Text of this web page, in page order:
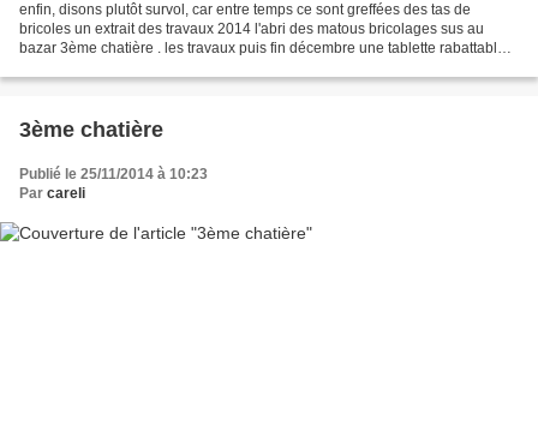
enfin, disons plutôt survol, car entre temps ce sont greffées des tas de
bricoles un extrait des travaux 2014 l'abri des matous bricolages sus au
bazar 3ème chatière . les travaux puis fin décembre une tablette rabattable
3ème chatière
Publié le 25/11/2014 à 10:23
Par careli